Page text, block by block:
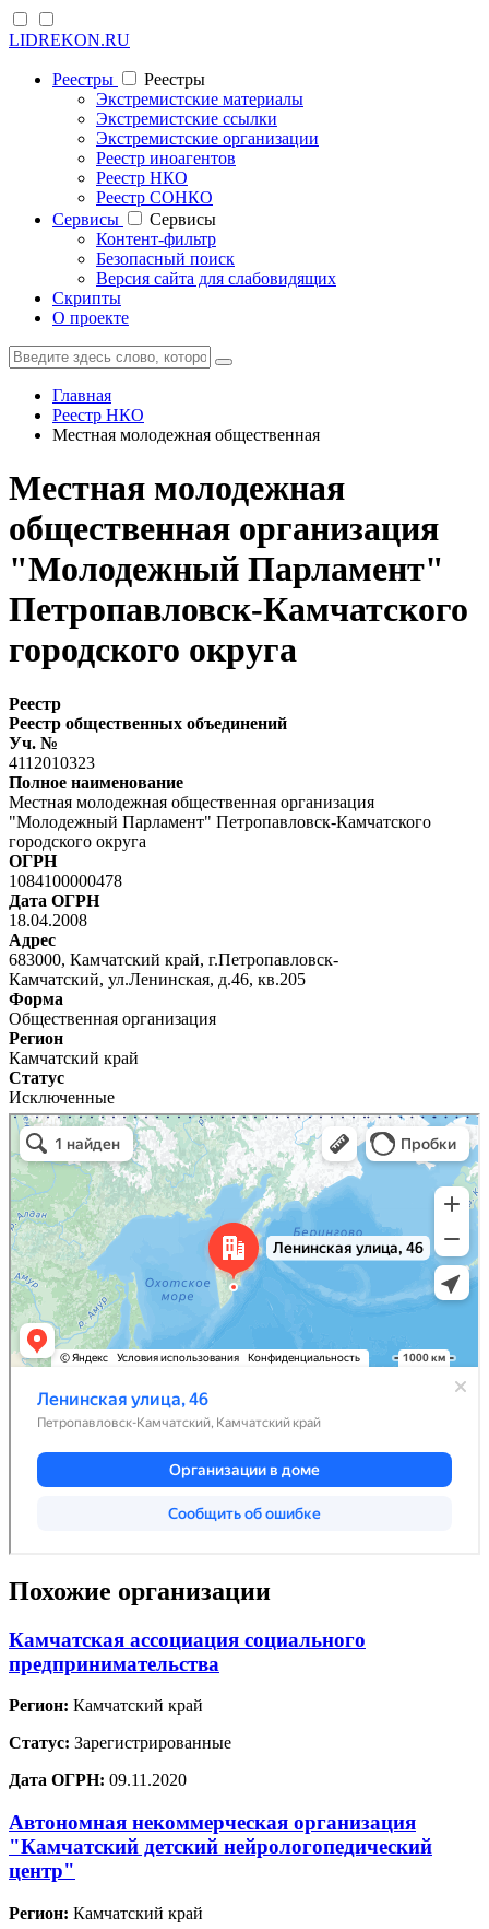
LIDREKON.RU
Реестры
Реестры
Экстремистские материалы
Экстремистские ссылки
Экстремистские организации
Реестр иноагентов
Реестр НКО
Реестр СОНКО
Cервисы
Cервисы
Контент-фильтр
Безопасный поиск
Версия сайта для слабовидящих
Скрипты
О проекте
Главная
Реестр НКО
Местная молодежная общественная
Местная молодежная
общественная организация
"Молодежный Парламент"
Петропавловск-Камчатского
городского округа
Реестр
Реестр общественных объединений
Уч. №
4112010323
Полное наименование
Местная молодежная общественная организация
"Молодежный Парламент" Петропавловск-Камчатского
городского округа
ОГРН
1084100000478
Дата ОГРН
18.04.2008
Адрес
683000, Камчатский край, г.Петропавловск-
Камчатский, ул.Ленинская, д.46, кв.205
Форма
Общественная организация
Регион
Камчатский край
Статус
Исключенные
Похожие организации
Камчатская ассоциация социального
предпринимательства
Регион: Камчатский край
Статус: Зарегистрированные
Дата ОГРН: 09.11.2020
Автономная некоммерческая организация
"Камчатский детский нейрологопедический
центр"
Регион: Камчатский край